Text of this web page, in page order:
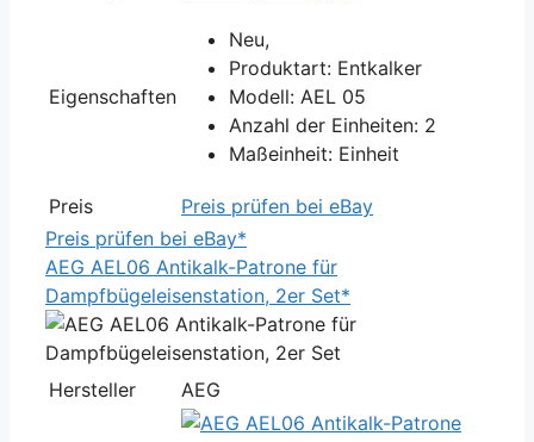
Eigenschaften
Neu,
Produktart: Entkalker
Modell: AEL 05
Anzahl der Einheiten: 2
Maßeinheit: Einheit
Preis
Preis prüfen bei eBay
Preis prüfen bei eBay*
AEG AEL06 Antikalk-Patrone für
Dampfbügeleisenstation, 2er Set*
Hersteller AEG